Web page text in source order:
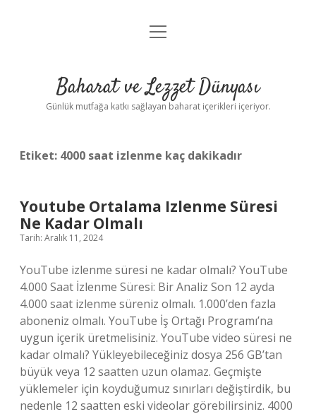
Anasayfa
Yasal Uyarı
menüyü
Baharat ve Lezzet Dünyası
Günlük mutfağa katkı sağlayan baharat içerikleri içeriyor.
Etiket: 4000 saat izlenme kaç dakikadır
Youtube Ortalama Izlenme Süresi
Ne Kadar Olmalı
Tarih: Aralık 11, 2024
YouTube izlenme süresi ne kadar olmalı? YouTube
4.000 Saat İzlenme Süresi: Bir Analiz Son 12 ayda
4.000 saat izlenme süreniz olmalı. 1.000’den fazla
aboneniz olmalı. YouTube İş Ortağı Programı’na
uygun içerik üretmelisiniz. YouTube video süresi ne
kadar olmalı? Yükleyebileceğiniz dosya 256 GB’tan
büyük veya 12 saatten uzun olamaz. Geçmişte
yüklemeler için koyduğumuz sınırları değiştirdik, bu
nedenle 12 saatten eski videolar görebilirsiniz. 4000